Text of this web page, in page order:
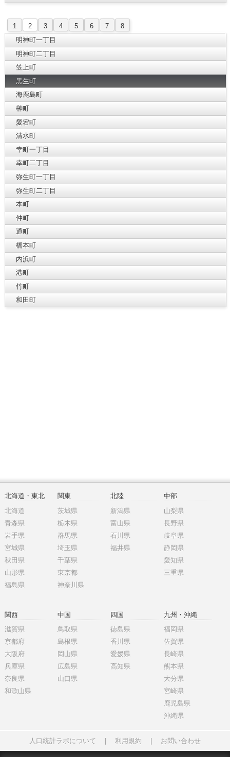
1 2 3 4 5 6 7
8
明神町一丁目
明神町二丁目
笠上町
黒生町
海鹿島町
榊町
愛宕町
清水町
幸町一丁目
幸町二丁目
弥生町一丁目
弥生町二丁目
本町
仲町
通町
橋本町
内浜町
港町
竹町
和田町
北海道・東北
北海道
青森県
岩手県
宮城県
秋田県
山形県
福島県
関東
茨城県
栃木県
群馬県
埼玉県
千葉県
東京都
神奈川県
北陸
新潟県
富山県
石川県
福井県
中部
山梨県
長野県
岐阜県
静岡県
愛知県
三重県
関西
滋賀県
京都府
大阪府
兵庫県
奈良県
和歌山県
中国
鳥取県
島根県
岡山県
広島県
山口県
四国
徳島県
香川県
愛媛県
高知県
九州・沖縄
福岡県
佐賀県
長崎県
熊本県
大分県
宮崎県
鹿児島県
沖縄県
人口統計ラボについて 利用規約 お問い合わせ